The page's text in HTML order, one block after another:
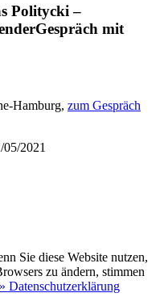
Politycki –
Gespräch mit
Hamburg, zum Gespräch
2021
Sie diese Website nutzen,
zu ändern, stimmen
» Datenschutzerklärung